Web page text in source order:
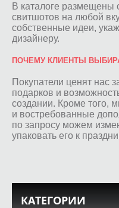
В каталоге размещены
свитшотов на любой
собственные идеи,
дизайнеру.
ПОЧЕМУ КЛИЕНТЫ
Покупатели ценят нас
подарков и
создании. Кроме того,
и востребованные
по запросу можем
упаковать его к
КАТЕГОРИИ